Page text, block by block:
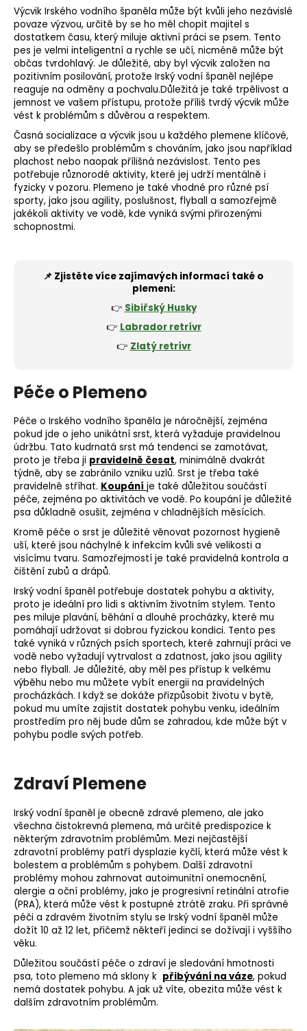
Výcvik Irského vodního španěla může být kvůli jeho nezávislé
povaze výzvou, určitě by se ho měl chopit majitel s
dostatkem času, který miluje aktivní práci se psem. Tento
pes je velmi inteligentní a rychle se učí, nicméně může být
občas tvrdohlavý. Je důležité, aby byl výcvik založen na
pozitivním posilování, protože Irský vodní španěl nejlépe
reaguje na odměny a pochvalu.Důležitá je také trpělivost a
jemnost ve vašem přístupu, protože příliš tvrdý výcvik může
vést k problémům s důvěrou a respektem.
Časná socializace a výcvik jsou u každého plemene klíčové,
aby se předešlo problémům s chováním, jako jsou například
plachost nebo naopak přílišná nezávislost. Tento pes
potřebuje různorodé aktivity, které jej udrží mentálně i
fyzicky v pozoru. Plemeno je také vhodné pro různé psí
sporty, jako jsou agility, poslušnost, flyball a samozřejmě
jakékoli aktivity ve vodě, kde vyniká svými přirozenými
schopnostmi.
📌 Zjistěte více zajímavých informací také o
plemeni:
👉 Sibiřský Husky
👉 Labrador retrívr
👉 Zlatý retrívr
Péče o Plemeno
Péče o Irského vodního španěla je náročnější, zejména
pokud jde o jeho unikátní srst, která vyžaduje pravidelnou
údržbu. Tato kudrnatá srst má tendenci se zamotávat,
proto je třeba ji pravidelně česat, minimálně dvakrát
týdně, aby se zabránilo vzniku uzlů. Srst je třeba také
pravidelně stříhat. Koupání je také důležitou součástí
péče, zejména po aktivitách ve vodě. Po koupání je důležité
psa důkladně osušit, zejména v chladnějších měsících.
Kromě péče o srst je důležité věnovat pozornost hygieně
uší, které jsou náchylné k infekcím kvůli své velikosti a
visícímu tvaru. Samozřejmostí je také pravidelná kontrola a
čištění zubů a drápů.
Irský vodní španěl potřebuje dostatek pohybu a aktivity,
proto je ideální pro lidi s aktivním životním stylem. Tento
pes miluje plavání, běhání a dlouhé procházky, které mu
pomáhají udržovat si dobrou fyzickou kondici. Tento pes
také vyniká v různých psích sportech, které zahrnují práci ve
vodě nebo vyžadují vytrvalost a zdatnost, jako jsou agility
nebo flyball. Je důležité, aby měl pes přístup k velkému
výběhu nebo mu můžete vybít energii na pravidelných
procházkách. I když se dokáže přizpůsobit životu v bytě,
pokud mu umíte zajistit dostatek pohybu venku, ideálním
prostředím pro něj bude dům se zahradou, kde může být v
pohybu podle svých potřeb.
Zdraví Plemene
Irský vodní španěl je obecně zdravé plemeno, ale jako
všechna čistokrevná plemena, má určité predispozice k
některým zdravotním problémům. Mezi nejčastější
zdravotní problémy patří dysplazie kyčlí, která může vést k
bolestem a problémům s pohybem. Další zdravotní
problémy mohou zahrnovat autoimunitní onemocnění,
alergie a oční problémy, jako je progresivní retinální atrofie
(PRA), která může vést k postupné ztrátě zraku. Při správné
péči a zdravém životním stylu se Irský vodní španěl může
dožít 10 až 12 let, přičemž někteří jedinci se dožívají i vyššího
věku.
Důležitou součástí péče o zdraví je sledování hmotnosti
psa, toto plemeno má sklony k přibývání na váze, pokud
nemá dostatek pohybu. A jak už víte, obezita může vést k
dalším zdravotním problémům.